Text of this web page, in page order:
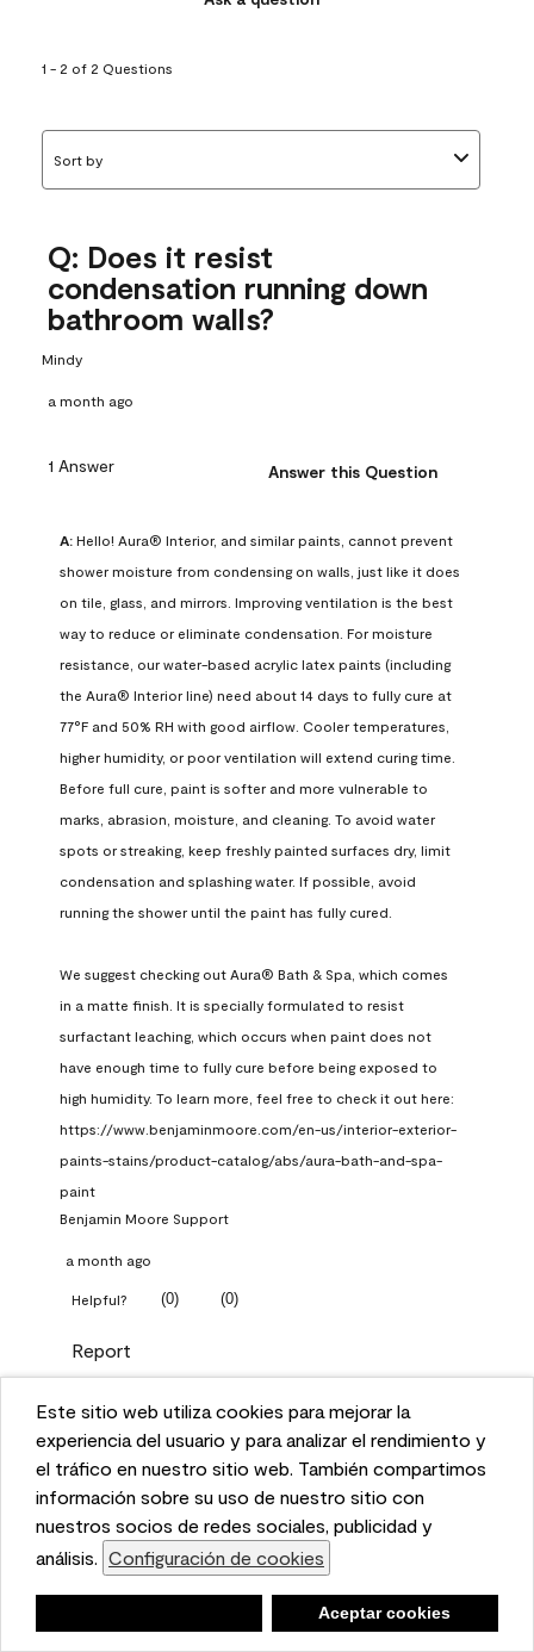
This website uses cookies to enhance user experience
and to analyze performance and traffic on our website.
We also share information about your use of our site
with our social media, advertising, and analytics
partners. Cookie Settings
Accept Cookies
Este sitio web utiliza cookies para mejorar la
experiencia del usuario y para analizar el rendimiento y
el tráfico en nuestro sitio web. También compartimos
información sobre su uso de nuestro sitio con
nuestros socios de redes sociales, publicidad y
análisis. Configuración de cookies
Aceptar cookies
1 - 2 of 2 Questions
Sort by
Q: Does it resist
condensation running down
bathroom walls?
Mindy
a month ago
1 Answer Answer this Question
A: Hello! Aura® Interior, and similar paints, cannot prevent
shower moisture from condensing on walls, just like it does
on tile, glass, and mirrors. Improving ventilation is the best
way to reduce or eliminate condensation. For moisture
resistance, our water-based acrylic latex paints (including
the Aura® Interior line) need about 14 days to fully cure at
77°F and 50% RH with good airflow. Cooler temperatures,
higher humidity, or poor ventilation will extend curing time.
Before full cure, paint is softer and more vulnerable to
marks, abrasion, moisture, and cleaning. To avoid water
spots or streaking, keep freshly painted surfaces dry, limit
condensation and splashing water. If possible, avoid
running the shower until the paint has fully cured.
We suggest checking out Aura® Bath & Spa, which comes
in a matte finish. It is specially formulated to resist
surfactant leaching, which occurs when paint does not
have enough time to fully cure before being exposed to
high humidity. To learn more, feel free to check it out here:
https://www.benjaminmoore.com/en-us/interior-exterior-
paints-stains/product-catalog/abs/aura-bath-and-spa-
paint
Benjamin Moore Support
a month ago
Helpful? (0) (0)
Report
Q: What Aura paint color
should I use in north facing
entryway?
1 Answer